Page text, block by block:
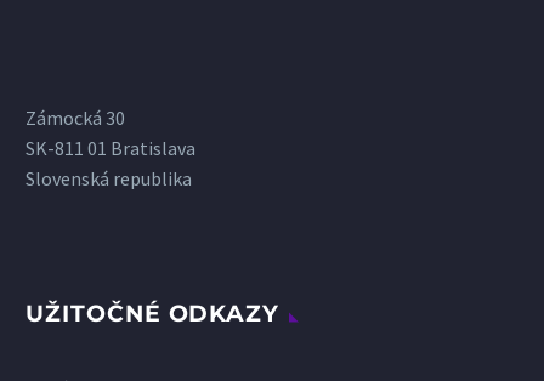
Zámocká 30
SK-811 01 Bratislava
Slovenská republika
UŽITOČNÉ ODKAZY